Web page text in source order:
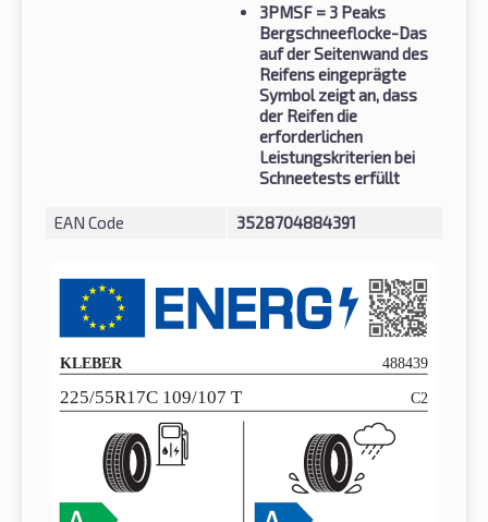
3PMSF = 3 Peaks
Bergschneeflocke-Das
auf der Seitenwand des
Reifens eingeprägte
Symbol zeigt an, dass
der Reifen die
erforderlichen
Leistungskriterien bei
Schneetests erfüllt
EAN Code 3528704884391